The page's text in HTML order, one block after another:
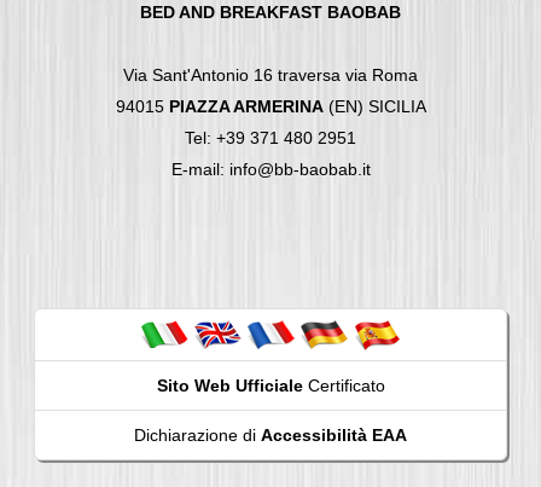
BED AND BREAKFAST BAOBAB
Via Sant'Antonio 16 traversa via Roma
94015 PIAZZA ARMERINA(EN) SICILIA
Tel: +39 371 480 2951
E-mail: info@bb-baobab.it
Sito Web UfficialeCertificato
Dichiarazione di Accessibilità EAA